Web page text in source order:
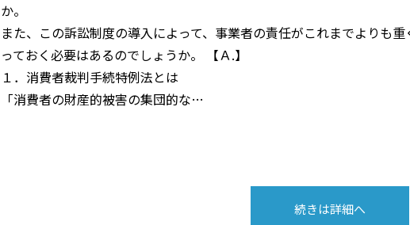
か。
また、この訴訟制度の導入によって、事業者の責任がこれまでよりも
っておく必要はあるのでしょうか。 【Ａ.】
１．消費者裁判手続特例法とは
「消費者の財産的被害の集団的な…
続きは詳細へ